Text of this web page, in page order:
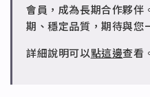
✻ 批發會員
請聯繫 LINE 客服
會員，成為長期合作夥伴
期、穩定品質，期待與您
詳細說明可以點這邊查看